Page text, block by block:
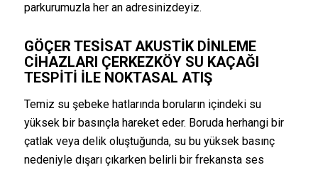
parkurumuzla her an adresinizdeyiz.
GÖÇER TESISAT AKUSTIK DINLEME
CIHAZLARI ÇERKEZKÖY SU KAÇAĞI
TESPITI ILE NOKTASAL ATIŞ
Temiz su şebeke hatlarında boruların içindeki su
yüksek bir basınçla hareket eder. Boruda herhangi bir
çatlak veya delik oluştuğunda, su bu yüksek basınç
nedeniyle dışarı çıkarken belirli bir frekansta ses